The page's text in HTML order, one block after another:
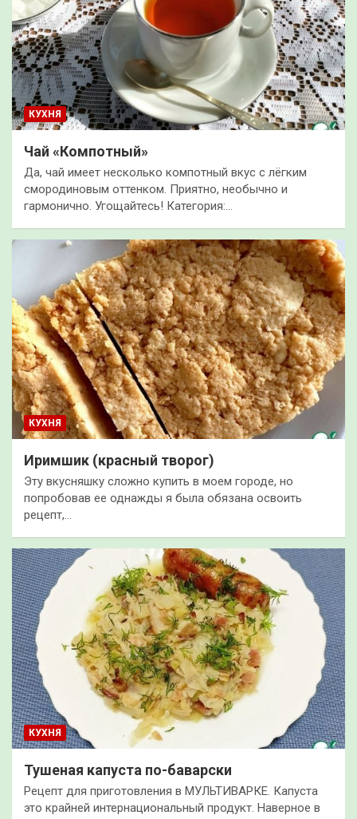
КУХНЯ
Чай «Компотный»
Да, чай имеет несколько компотный вкус с лёгким
смородиновым оттенком. Приятно, необычно и
гармонично. Угощайтесь! Категория:…
КУХНЯ
Иримшик (красный творог)
Эту вкусняшку сложно купить в моем городе, но
попробовав ее однажды я была обязана освоить
рецепт,…
КУХНЯ
Тушеная капуста по-баварски
Рецепт для приготовления в МУЛЬТИВАРКЕ. Капуста
это крайней интернациональный продукт. Наверное в